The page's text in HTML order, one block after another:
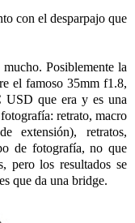
con el desparpajo que
Posiblemente la
el famoso 35mm f1.8,
que era y es una
retrato, macro
extensión), retratos,
de fotografía, no que
pero los resultados se
que da una bridge.